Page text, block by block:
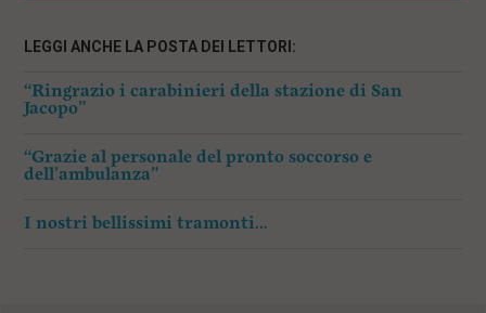
LEGGI ANCHE LA POSTA DEI LETTORI:
“Ringrazio i carabinieri della stazione di San
Jacopo”
“Grazie al personale del pronto soccorso e
dell’ambulanza”
I nostri bellissimi tramonti…